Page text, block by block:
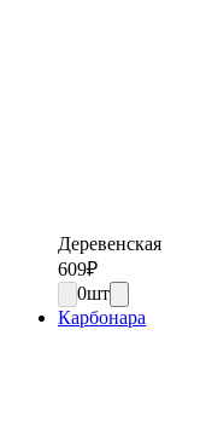
Деревенская
609₽
0шт
Карбонара